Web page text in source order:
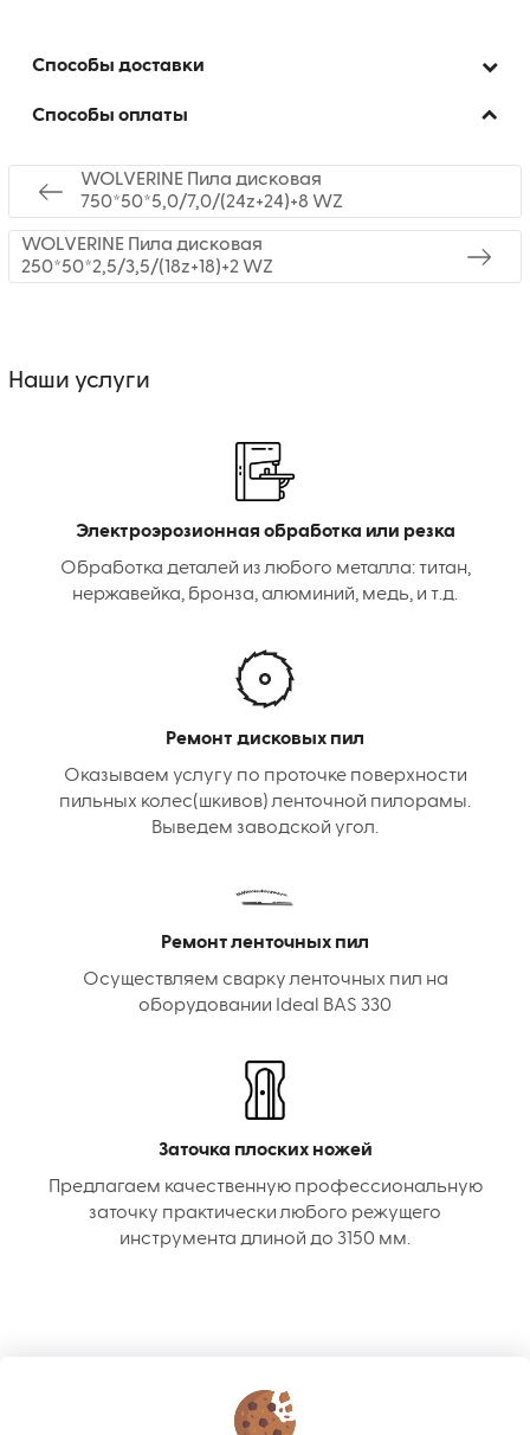
Способы доставки
Способы оплаты
WOLVERINE Пила дисковая
750*50*5,0/7,0/(24z+24)+8 WZ
WOLVERINE Пила дисковая
250*50*2,5/3,5/(18z+18)+2 WZ
Наши услуги
Электроэрозионная обработка или резка
Обработка деталей из любого металла: титан,
нержавейка, бронза, алюминий, медь, и т.д.
Ремонт дисковых пил
Оказываем услугу по проточке поверхности
пильных колес(шкивов) ленточной пилорамы.
Выведем заводской угол.
Ремонт ленточных пил
Осуществляем сварку ленточных пил на
оборудовании Ideal BAS 330
Заточка плоских ножей
Предлагаем качественную профессиональную
заточку практически любого режущего
инструмента длиной до 3150 мм.